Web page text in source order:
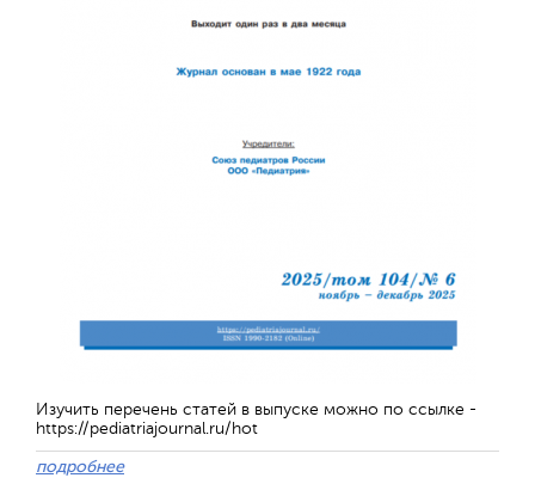
Изучить перечень статей в выпуске можно по ссылке -
https://pediatriajournal.ru/hot
подробнее
Отправить